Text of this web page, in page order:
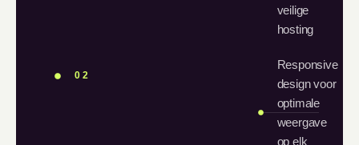
02
veilige
hosting
Responsive
design voor
optimale
weergave
op elk